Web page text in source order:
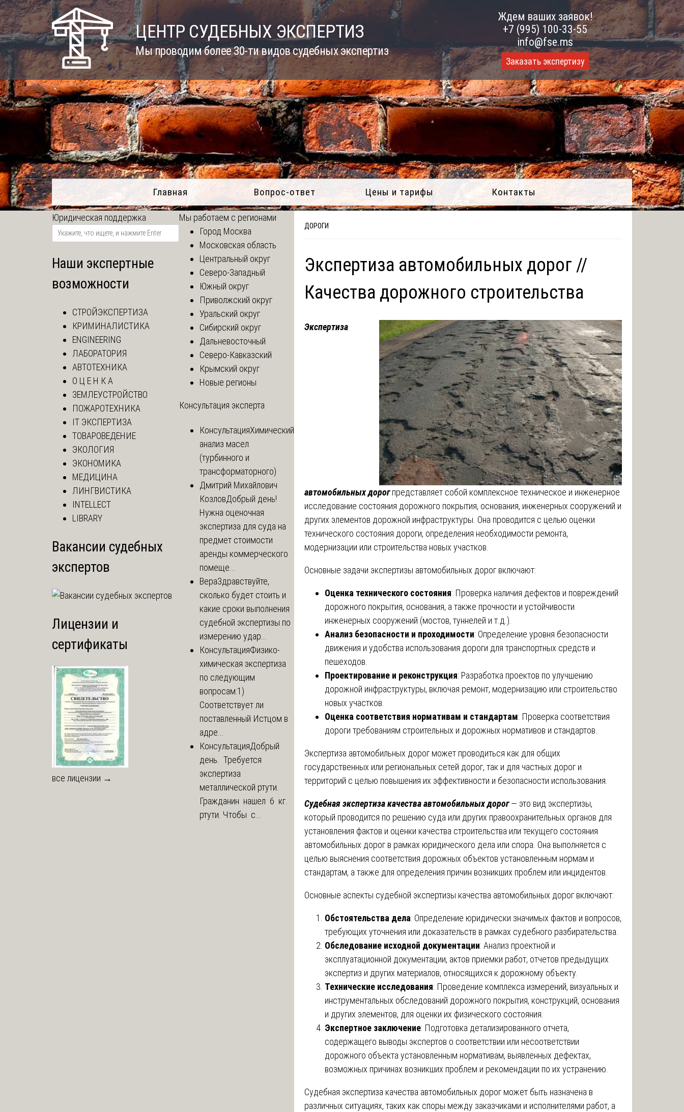
Skip
to
content
ЦЕНТР СУДЕБНЫХ ЭКСПЕРТИЗ
Мы проводим более 30-ти видов судебных экспертиз
Ждем ваших заявок!
+7 (995) 100-33-55
info@fse.ms
Заказать экспертизу
Главная Вопрос-ответ Цены и тарифы Контакты
ДОРОГИ
Экспертиза автомобильных дорог //
Качества дорожного строительства
Экспертиза
автомобильных дорогпредставляет собой комплексное техническое и инженерное
исследование состояния дорожного покрытия, основания, инженерных сооружений и
других элементов дорожной инфраструктуры. Она проводится с целью оценки
технического состояния дороги, определения необходимости ремонта,
модернизации или строительства новых участков.
Основные задачи экспертизы автомобильных дорог включают:
Оценка технического состояния: Проверка наличия дефектов и повреждений
дорожного покрытия, основания, а также прочности и устойчивости
инженерных сооружений (мостов, туннелей и т.д.).
Анализ безопасности и проходимости: Определение уровня безопасности
движения и удобства использования дороги для транспортных средств и
пешеходов.
Проектирование и реконструкция: Разработка проектов по улучшению
дорожной инфраструктуры, включая ремонт, модернизацию или строительство
новых участков.
Оценка соответствия нормативам и стандартам: Проверка соответствия
дороги требованиям строительных и дорожных нормативов и стандартов.
Экспертиза автомобильных дорог может проводиться как для общих
государственных или региональных сетей дорог, так и для частных дорог и
территорий с целью повышения их эффективности и безопасности использования.
Судебная экспертиза качества автомобильных дорог— это вид экспертизы,
который проводится по решению суда или других правоохранительных органов для
установления фактов и оценки качества строительства или текущего состояния
автомобильных дорог в рамках юридического дела или спора. Она выполняется с
целью выяснения соответствия дорожных объектов установленным нормам и
стандартам, а также для определения причин возникших проблем или инцидентов.
Основные аспекты судебной экспертизы качества автомобильных дорог включают:
Обстоятельства дела: Определение юридически значимых фактов и вопросов,
требующих уточнения или доказательств в рамках судебного разбирательства.
Обследование исходной документации: Анализ проектной и
эксплуатационной документации, актов приемки работ, отчетов предыдущих
экспертиз и других материалов, относящихся к дорожному объекту.
Технические исследования: Проведение комплекса измерений, визуальных и
инструментальных обследований дорожного покрытия, конструкций, основания
и других элементов, для оценки их физического состояния.
Экспертное заключение: Подготовка детализированного отчета,
содержащего выводы экспертов о соответствии или несоответствии
дорожного объекта установленным нормативам, выявленных дефектах,
возможных причинах возникших проблем и рекомендации по их устранению.
Судебная экспертиза качества автомобильных дорог может быть назначена в
различных ситуациях, таких как споры между заказчиками и исполнителями работ, а
Юридическая поддержка
Наши экспертные
возможности
СТРОЙЭКСПЕРТИЗА
КРИМИНАЛИСТИКА
ENGINEERING
ЛАБОРАТОРИЯ
АВТОТЕХНИКА
О Ц Е Н К А
ЗЕМЛЕУСТРОЙСТВО
ПОЖАРОТЕХНИКА
IT ЭКСПЕРТИЗА
ТОВАРОВЕДЕНИЕ
ЭКОЛОГИЯ
ЭКОНОМИКА
МЕДИЦИНА
ЛИНГВИСТИКА
INTELLECT
LIBRARY
Вакансии судебных
экспертов
Лицензии и
сертификаты
все лицензии →
Мы работаем с регионами
Город Москва
Московская область
Центральный округ
Северо-Западный
Южный округ
Приволжский округ
Уральский округ
Сибирский округ
Дальневосточный
Северо-Кавказский
Крымский округ
Новые регионы
Консультация эксперта
КонсультацияХимический
анализ масел
(турбинного и
трансформаторного)
Дмитрий Михайлович
КозловДобрый день!
Нужна оценочная
экспертиза для суда на
предмет стоимости
аренды коммерческого
помеще...
ВераЗдравствуйте,
сколько будет стоить и
какие сроки выполнения
судебной экспертизы по
измерению удар...
КонсультацияФизико-
химическая экспертиза
по следующим
вопросам:1)
Соответствует ли
поставленный Истцом в
адре...
КонсультацияДобрый
день. Требуется
экспертиза
металлической ртути.
Гражданин нашел 6 кг.
ртути. Чтобы с...